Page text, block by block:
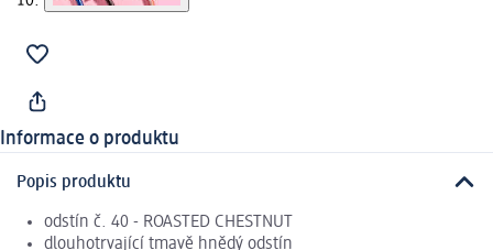
Informace o produktu
Popis produktu
odstín č. 40 - ROASTED CHESTNUT
dlouhotrvající tmavě hnědý odstín